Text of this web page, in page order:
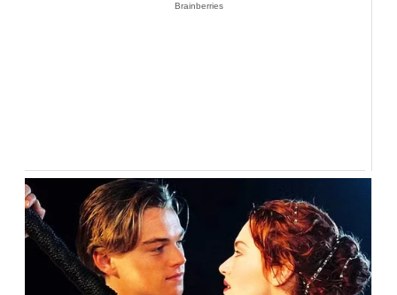
Brainberries